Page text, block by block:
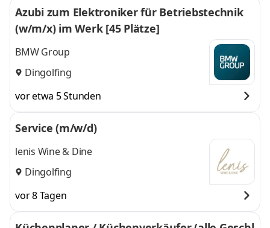
Azubi zum Elektroniker für Betriebstechnik
(w/m/x) im Werk [45 Plätze]
BMW Group
Dingolfing
vor etwa 5 Stunden
Service (m/w/d)
lenis Wine & Dine
Dingolfing
vor 8 Tagen